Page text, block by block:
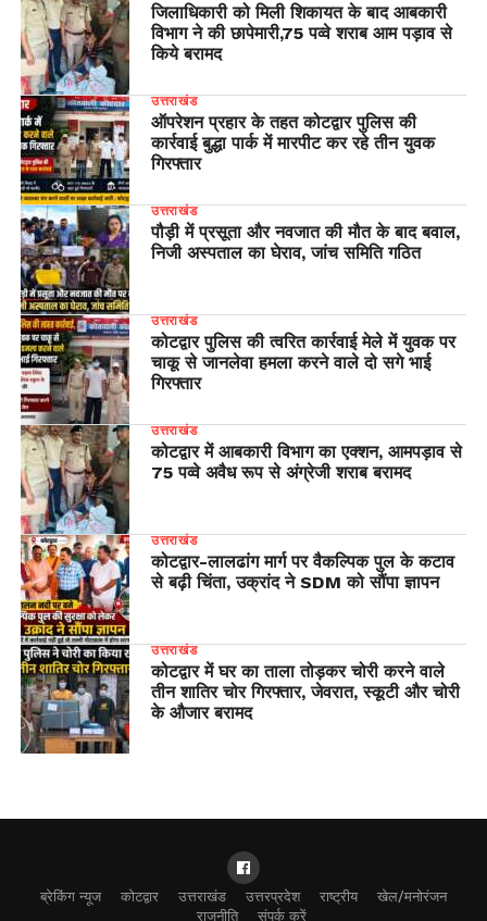
जिलाधिकारी को मिली शिकायत के बाद आबकारी
विभाग ने की छापेमारी,75 पव्वे शराब आम पड़ाव से
किये बरामद
उत्तराखंड
ऑपरेशन प्रहार के तहत कोटद्वार पुलिस की
कार्रवाई बुद्धा पार्क में मारपीट कर रहे तीन युवक
गिरफ्तार
उत्तराखंड
पौड़ी में प्रसूता और नवजात की मौत के बाद बवाल,
निजी अस्पताल का घेराव, जांच समिति गठित
उत्तराखंड
कोटद्वार पुलिस की त्वरित कार्रवाई मेले में युवक पर
चाकू से जानलेवा हमला करने वाले दो सगे भाई
गिरफ्तार
उत्तराखंड
कोटद्वार में आबकारी विभाग का एक्शन, आमपड़ाव से
75 पव्वे अवैध रूप से अंग्रेजी शराब बरामद
उत्तराखंड
​कोटद्वार-लालढांग मार्ग पर वैकल्पिक पुल के कटाव
से बढ़ी चिंता, उक्रांद ने SDM को सौंपा ज्ञापन
उत्तराखंड
कोटद्वार में घर का ताला तोड़कर चोरी करने वाले
तीन शातिर चोर गिरफ्तार, जेवरात, स्कूटी और चोरी
के औजार बरामद
ब्रेकिंग न्यूज कोटद्वार उत्तराखंड उत्तरप्रदेश राष्ट्रीय
खेल/मनोरंजन
राजनीति
संपर्क करें